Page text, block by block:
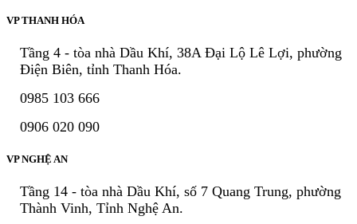
VP THANH HÓA
Tầng 4 - tòa nhà Dầu Khí, 38A Đại Lộ Lê Lợi, phường
Điện Biên, tỉnh Thanh Hóa.
0985 103 666
0906 020 090
VP NGHỆ AN
Tầng 14 - tòa nhà Dầu Khí, số 7 Quang Trung, phường
Thành Vinh, Tỉnh Nghệ An.